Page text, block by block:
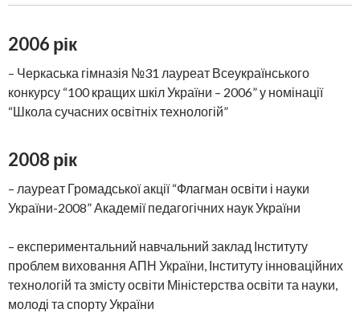
2006 рік
– Черкаська гімназія №31 лауреат Всеукраїнського
конкурсу “100 кращих шкіл України – 2006” у номінації
“Школа сучасних освітніх технологій”
2008 рік
– лауреат Громадської акції “Флагман освіти і науки
України-2008” Академії педагогічних наук України
– експериментальний навчальний заклад Інституту
проблем виховання АПН України, Інституту інноваційних
технологій та змісту освіти Міністерства освіти та науки,
молоді та спорту України